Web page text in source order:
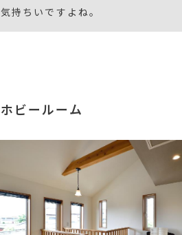
気持ちいですよね。
ホビールーム